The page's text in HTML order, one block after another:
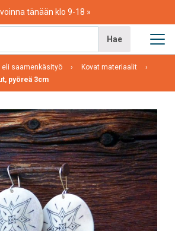
tänään klo 9-18
Hae
eli saamenkäsityö
Kovat materiaalit
pyöreä 3cm